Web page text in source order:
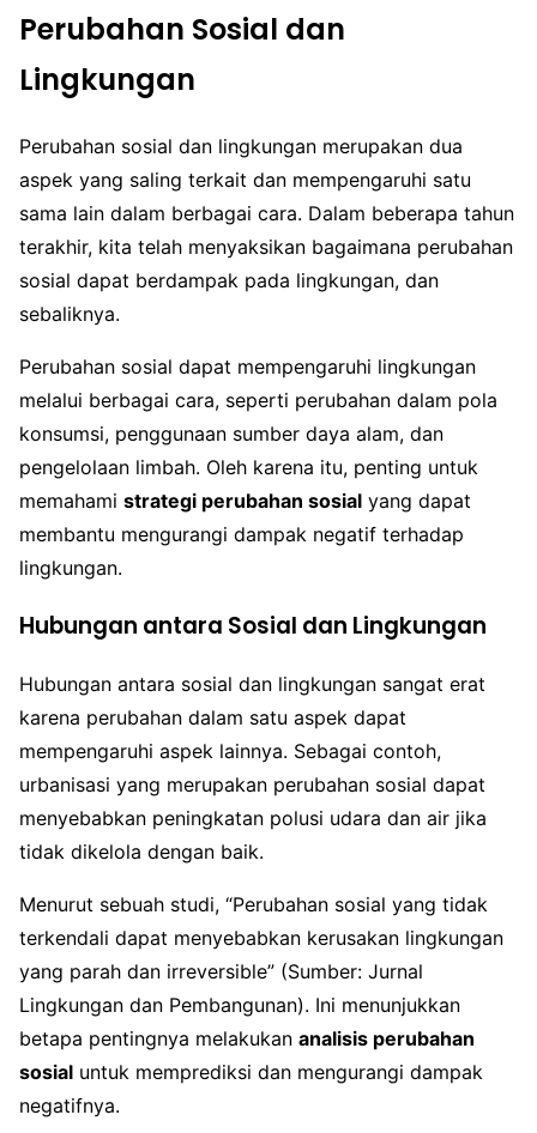
Perubahan Sosial dan
Lingkungan
Perubahan sosial dan lingkungan merupakan dua
aspek yang saling terkait dan mempengaruhi satu
sama lain dalam berbagai cara. Dalam beberapa tahun
terakhir, kita telah menyaksikan bagaimana perubahan
sosial dapat berdampak pada lingkungan, dan
sebaliknya.
Perubahan sosial dapat mempengaruhi lingkungan
melalui berbagai cara, seperti perubahan dalam pola
konsumsi, penggunaan sumber daya alam, dan
pengelolaan limbah. Oleh karena itu, penting untuk
memahami strategi perubahan sosial yang dapat
membantu mengurangi dampak negatif terhadap
lingkungan.
Hubungan antara Sosial dan Lingkungan
Hubungan antara sosial dan lingkungan sangat erat
karena perubahan dalam satu aspek dapat
mempengaruhi aspek lainnya. Sebagai contoh,
urbanisasi yang merupakan perubahan sosial dapat
menyebabkan peningkatan polusi udara dan air jika
tidak dikelola dengan baik.
Menurut sebuah studi, “Perubahan sosial yang tidak
terkendali dapat menyebabkan kerusakan lingkungan
yang parah dan irreversible” (Sumber: Jurnal
Lingkungan dan Pembangunan). Ini menunjukkan
betapa pentingnya melakukan analisis perubahan
sosial untuk memprediksi dan mengurangi dampak
negatifnya.